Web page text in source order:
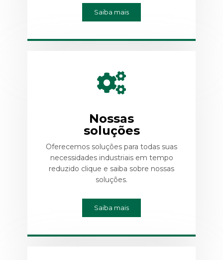
Saiba mais
Nossas
soluções
Oferecemos soluções para todas suas
necessidades industriais em tempo
reduzido clique e saiba sobre nossas
soluções.
Saiba mais